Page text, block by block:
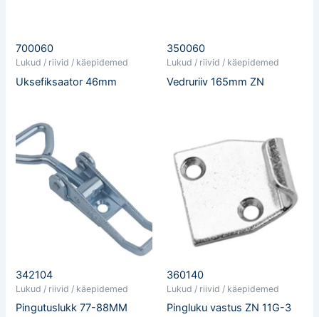
700060
Lukud / riivid / käepidemed
Uksefiksaator 46mm
350060
Lukud / riivid / käepidemed
Vedruriiv 165mm ZN
342104
Lukud / riivid / käepidemed
Pingutuslukk 77-88MM
360140
Lukud / riivid / käepidemed
Pingluku vastus ZN 11G-3